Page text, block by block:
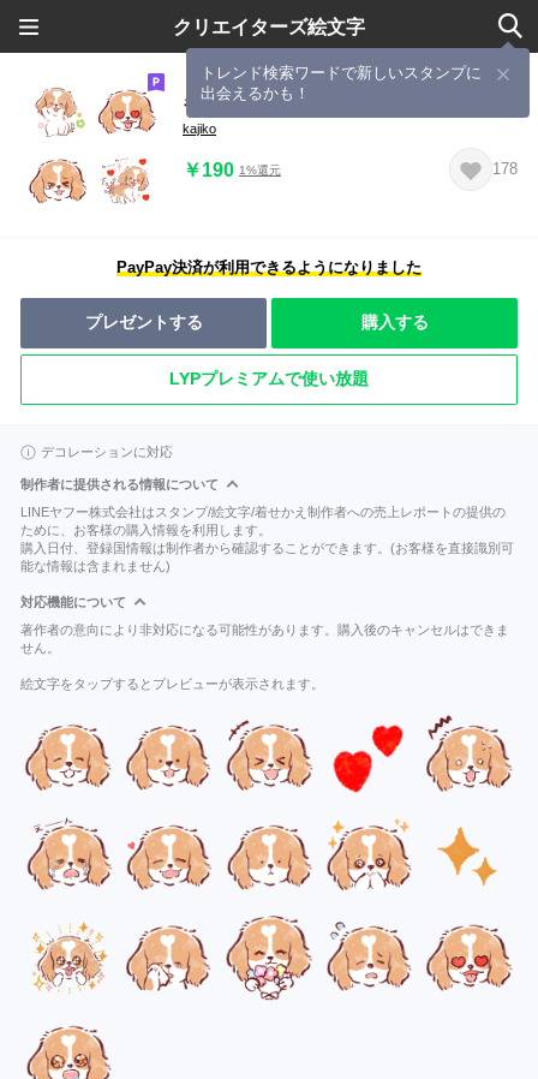
クリエイターズ絵文字
トレンド検索ワードで新しいスタンプに
出会えるかも！
キャバリアさん絵文字
kajiko
￥190 1%還元 178
PayPay決済が利用できるようになりました
プレゼントする 購入する
LYPプレミアムで使い放題
デコレーションに対応
制作者に提供される情報について
LINEヤフー株式会社はスタンプ/絵文字/着せかえ制作者への売上レポートの提供の
ために、お客様の購入情報を利用します。
購入日付、登録国情報は制作者から確認することができます。(お客様を直接識別可
能な情報は含まれません)
対応機能について
著作者の意向により非対応になる可能性があります。購入後のキャンセルはできま
せん。
絵文字をタップするとプレビューが表示されます。